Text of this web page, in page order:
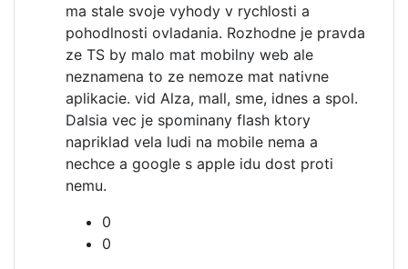
ma stale svoje vyhody v rychlosti a
pohodlnosti ovladania. Rozhodne je pravda
ze TS by malo mat mobilny web ale
neznamena to ze nemoze mat nativne
aplikacie. vid Alza, mall, sme, idnes a spol.
Dalsia vec je spominany flash ktory
napriklad vela ludi na mobile nema a
nechce a google s apple idu dost proti
nemu.
0
0